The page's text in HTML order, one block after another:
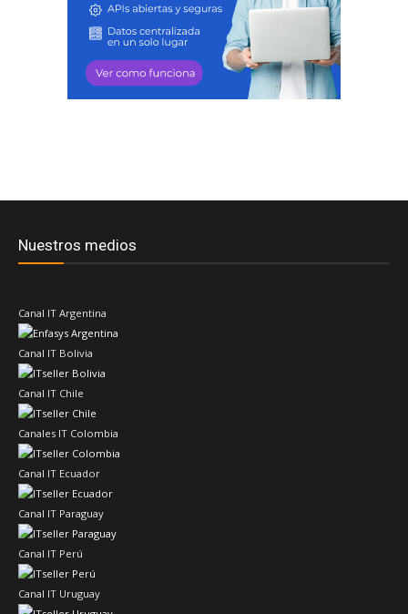
Nuestros medios
Canal IT Argentina
Canal IT Bolivia
Canal IT Chile
Canales IT Colombia
Canal IT Ecuador
Canal IT Paraguay
Canal IT Perú
Canal IT Uruguay